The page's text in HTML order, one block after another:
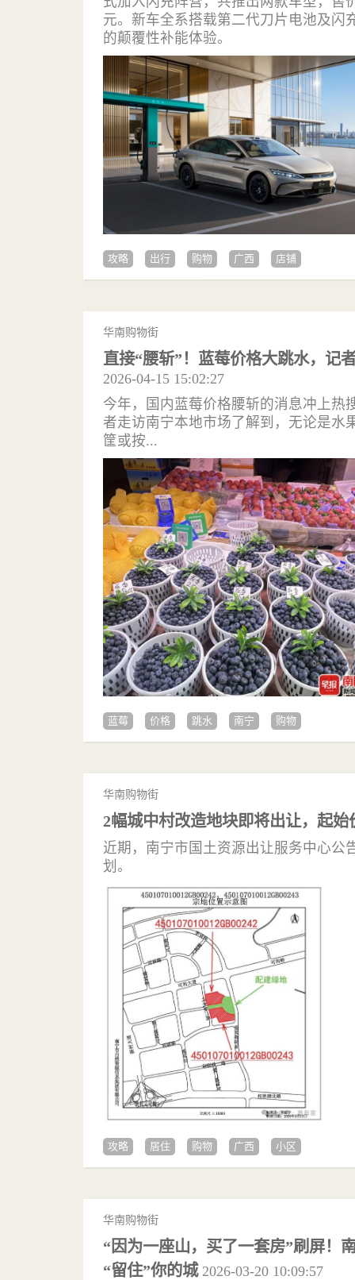
元。新车全系搭载第二代刀片电池及闪
的颠覆性补能体验。
攻略 出行 购物 广西 店铺
华南购物街
直接“腰斩”！蓝莓价格大跳水，记
2026-04-15 15:02:27
今年，国内蓝莓价格腰斩的消息冲上热
者走访南宁本地市场了解到，无论是水
筐或按...
蓝莓 价格 跳水 南宁 购物
华南购物街
2幅城中村改造地块即将出让，起
近期，南宁市国土资源出让服务中心公
划。
攻略 居住 购物 广西 小区
华南购物街
“因为一座山，买了一套房”刷屏！
“留住”你的城 2026-03-20 10:09:57